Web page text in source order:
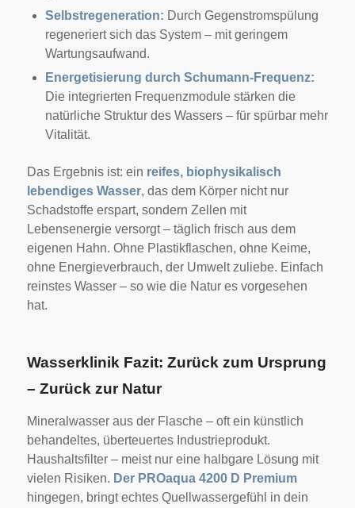
Selbstregeneration: Durch Gegenstromspülung
regeneriert sich das System – mit geringem
Wartungsaufwand.
Energetisierung durch Schumann-Frequenz:
Die integrierten Frequenzmodule stärken die
natürliche Struktur des Wassers – für spürbar mehr
Vitalität.
Das Ergebnis ist: ein reifes, biophysikalisch
lebendiges Wasser, das dem Körper nicht nur
Schadstoffe erspart, sondern Zellen mit
Lebensenergie versorgt – täglich frisch aus dem
eigenen Hahn. Ohne Plastikflaschen, ohne Keime,
ohne Energieverbrauch, der Umwelt zuliebe. Einfach
reinstes Wasser – so wie die Natur es vorgesehen
hat.
Wasserklinik Fazit: Zurück zum Ursprung
– Zurück zur Natur
Mineralwasser aus der Flasche – oft ein künstlich
behandeltes, überteuertes Industrieprodukt.
Haushaltsfilter – meist nur eine halbgare Lösung mit
vielen Risiken. Der PROaqua 4200 D Premium
hingegen, bringt echtes Quellwassergefühl in dein